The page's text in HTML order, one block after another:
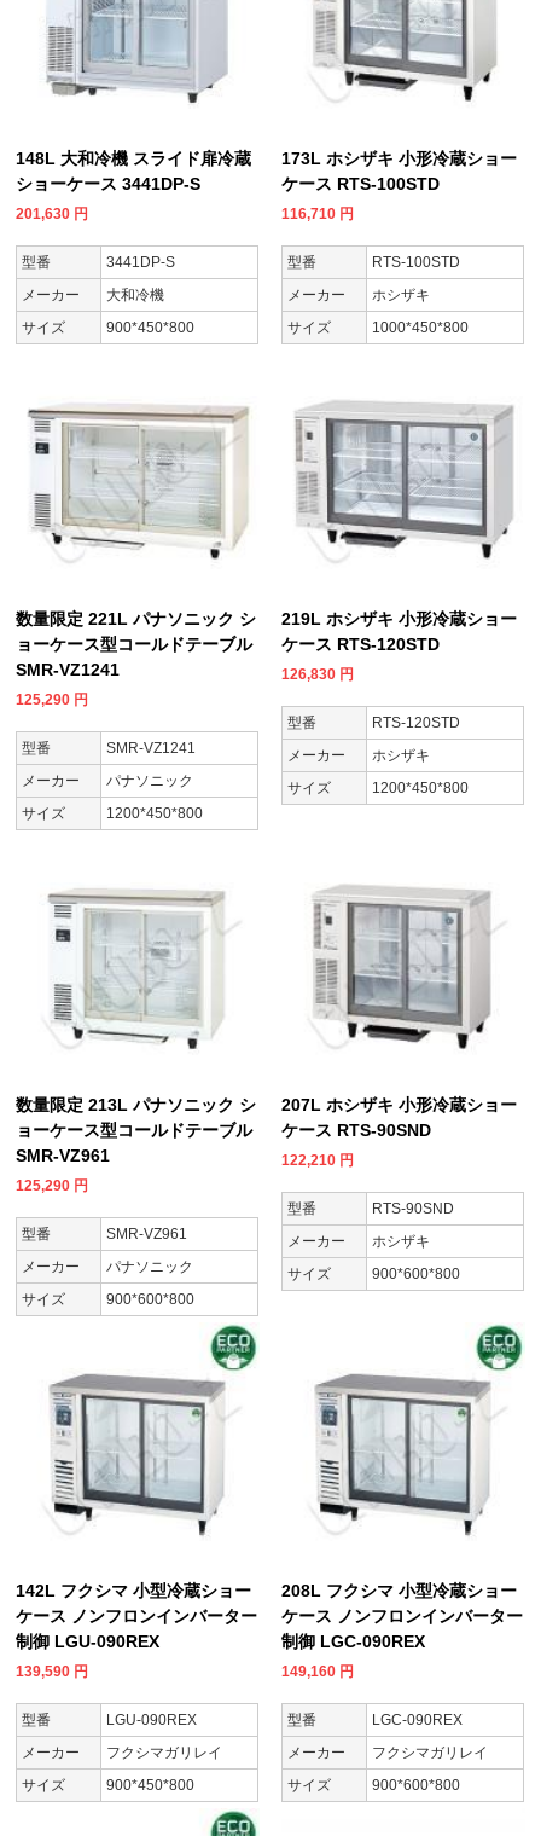
148L 大和冷機 スライド扉冷蔵
ショーケース 3441DP-S
201,630 円
型番
3441DP-S
メーカー
大和冷機
サイズ
900*450*800
173L ホシザキ 小形冷蔵ショー
ケース RTS-100STD
116,710 円
型番
RTS-100STD
メーカー
ホシザキ
サイズ
1000*450*800
数量限定 221L パナソニック シ
ョーケース型コールドテーブル
SMR-VZ1241
125,290 円
型番
SMR-VZ1241
メーカー
パナソニック
サイズ
1200*450*800
219L ホシザキ 小形冷蔵ショー
ケース RTS-120STD
126,830 円
型番
RTS-120STD
メーカー
ホシザキ
サイズ
1200*450*800
数量限定 213L パナソニック シ
ョーケース型コールドテーブル
SMR-VZ961
125,290 円
型番
SMR-VZ961
メーカー
パナソニック
サイズ
900*600*800
207L ホシザキ 小形冷蔵ショー
ケース RTS-90SND
122,210 円
型番
RTS-90SND
メーカー
ホシザキ
サイズ
900*600*800
142L フクシマ 小型冷蔵ショー
ケース ノンフロンインバーター
制御 LGU-090REX
139,590 円
型番
LGU-090REX
メーカー
フクシマガリレイ
サイズ
900*450*800
208L フクシマ 小型冷蔵ショー
ケース ノンフロンインバーター
制御 LGC-090REX
149,160 円
型番
LGC-090REX
メーカー
フクシマガリレイ
サイズ
900*600*800